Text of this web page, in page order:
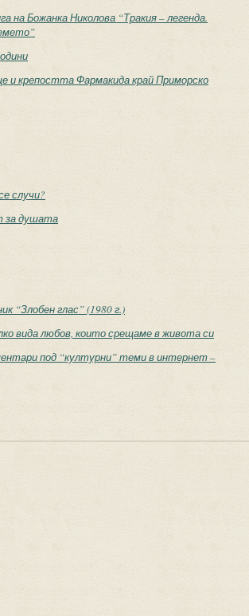
на Божанка Николова “Тракия – легенда.
и крепостта Фармакида край Приморско
случи?
за душата
“Злобен глас” (1980 г.)
вида любов, които срещаме в живота си
под “културни” теми в интернет –